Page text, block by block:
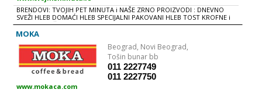
BRENDOVI: TVOJIH PET MINUTA i NAŠE ZRNO PROIZVODI : DNEVNO
SVEŽI HLEB DOMAĆI HLEB SPECIJALNI PAKOVANI HLEB TOST KROFNE i
PECIVO BRAŠNO PREZLE
MOKA
Beograd, Novi Beograd,
Tošin bunar bb
011 2227749
011 2227750
www.mokaca.com